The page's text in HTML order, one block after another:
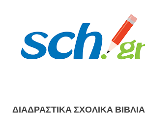
ΔΙΑΔΡΑΣΤΙΚΆ ΣΧΟΛΙΚΆ ΒΙΒΛΊΑ